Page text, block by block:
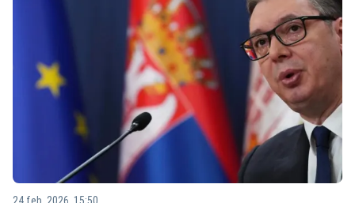
24 feb. 2026, 15:50